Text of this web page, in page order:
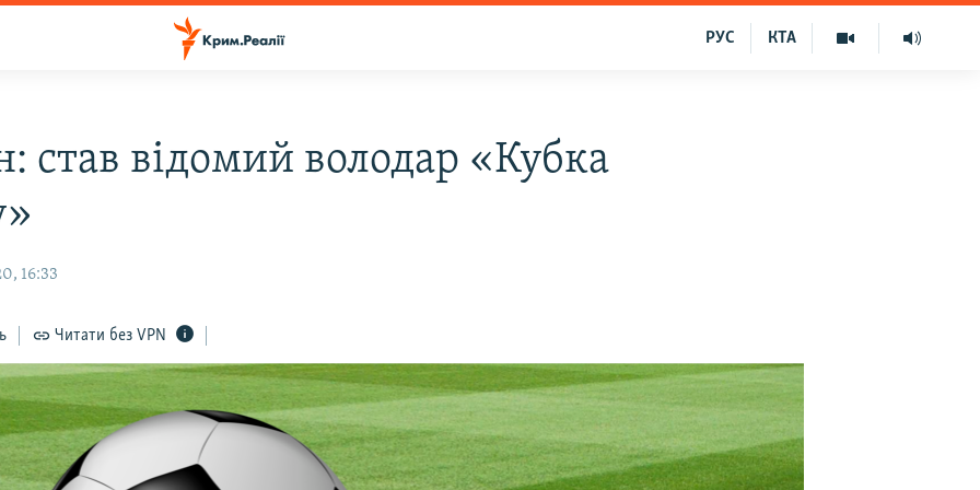
КТА
РУС
став відомий володар «Кубка
16:33
Читати без VPN